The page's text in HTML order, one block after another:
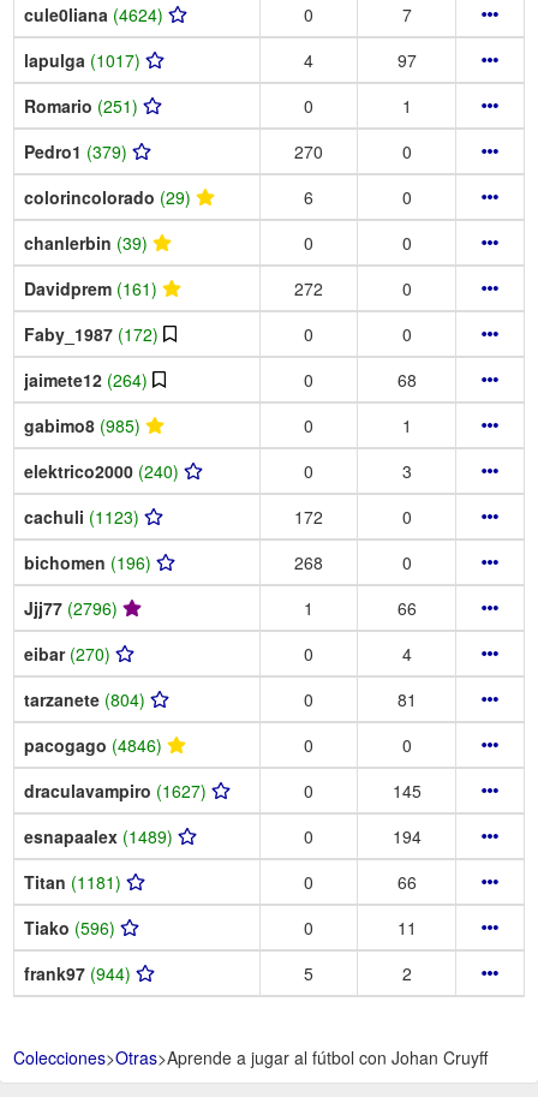
cule0liana (4624) 0
7
lapulga (1017) 4
97
Romario (251) 0
1
Pedro1 (379) 270
0
colorincolorado (29) 6
0
chanlerbin (39) 0
0
Davidprem (161) 272
0
Faby_1987 (172) 0
0
jaimete12 (264) 0
68
gabimo8 (985) 0
1
elektrico2000 (240) 0
3
cachuli (1123) 172
0
bichomen (196) 268
0
Jjj77 (2796) 1
66
eibar (270) 0
4
tarzanete (804) 0
81
pacogago (4846) 0
0
draculavampiro (1627) 0
145
esnapaalex (1489) 0
194
Titan (1181) 0
66
Tiako (596) 0
11
frank97 (944) 5 2
Colecciones>Otras>Aprende a jugar al fútbol con Johan Cruyff